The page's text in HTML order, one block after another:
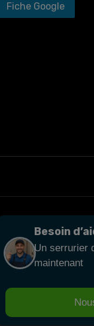
Fiche Google
Le Muy
Bagnols-en-
Besoin
Un serrurier
maintenant